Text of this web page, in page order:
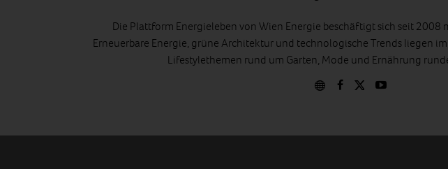
Die Plattform Energieleben von Wien Energie beschäftigt sich seit 2008
Erneuerbare Energie, grüne Architektur und technologische Trends liegen
Lifestylethemen rund um Garten, Mode und Ernährung